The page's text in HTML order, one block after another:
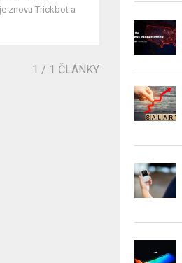
znovu Trickbot a
1 / 1 ČLÁNKY